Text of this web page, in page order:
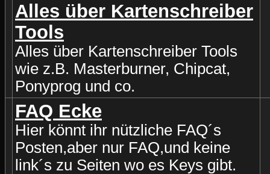
Alles über Kartenschreiber
Tools
Alles über Kartenschreiber Tools
wie z.B. Masterburner, Chipcat,
Ponyprog und co.
FAQ Ecke
Hier könnt ihr nützliche FAQ´s
Posten,aber nur FAQ,und keine
link´s zu Seiten wo es Keys gibt.